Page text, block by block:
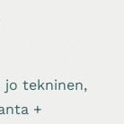
jo tekninen,
+